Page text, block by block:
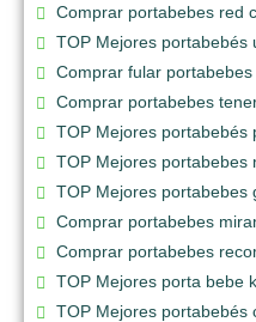
Comprar portabebes red
TOP Mejores portabebés
Comprar fular
Comprar portabebes
TOP Mejores portabebés
TOP Mejores portabebes
TOP Mejores portabebes
Comprar portabebes
Comprar portabebes
TOP Mejores porta bebe
TOP Mejores portabebés